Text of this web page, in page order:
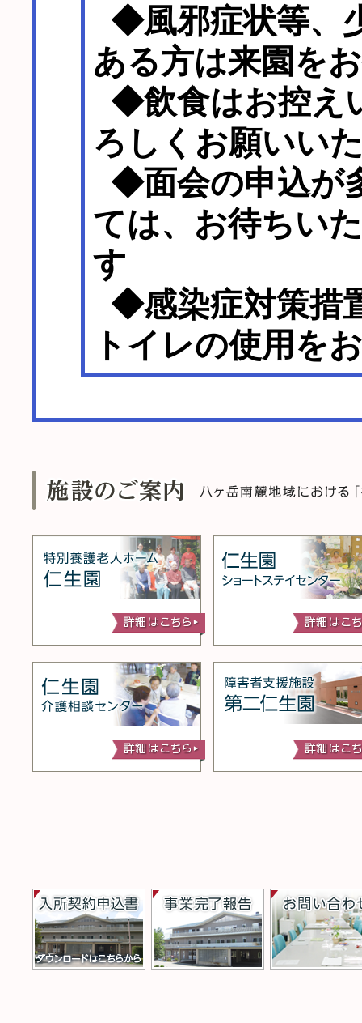
◆風邪症状等、
ある方は来園を
◆飲食はお控え
ろしくお願いい
◆面会の申込が
ては、お待ちい
す
◆感染症対策措
トイレの使用を